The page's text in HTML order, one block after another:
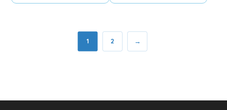
1 2 →